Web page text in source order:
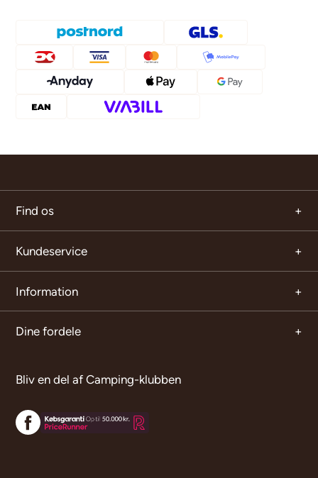
Find os
Kundeservice
Information
Dine fordele
Bliv en del af Camping-klubben